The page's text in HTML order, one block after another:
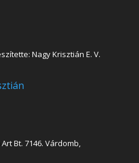
Nagy Krisztián E. V.
Bt. 7146. Várdomb,